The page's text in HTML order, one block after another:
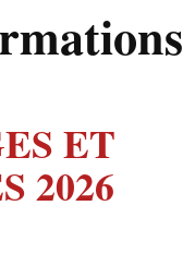
ET
2026